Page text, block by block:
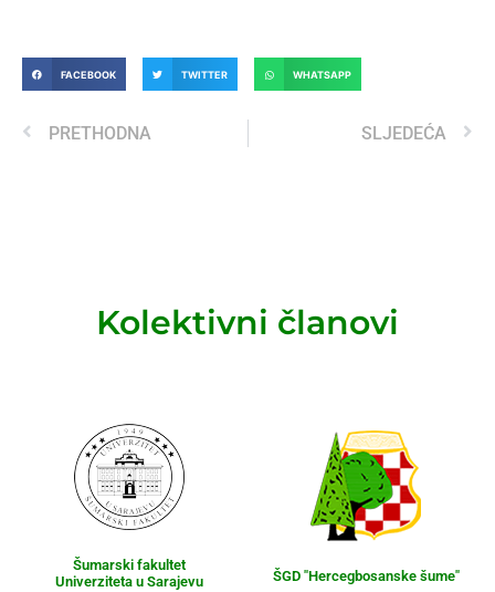
FACEBOOK TWITTER WHATSAPP
PRETHODNA SLJEDEĆA
Kolektivni članovi
Šumarski fakultet
Univerziteta u Sarajevu
ŠGD "Hercegbosanske šume"